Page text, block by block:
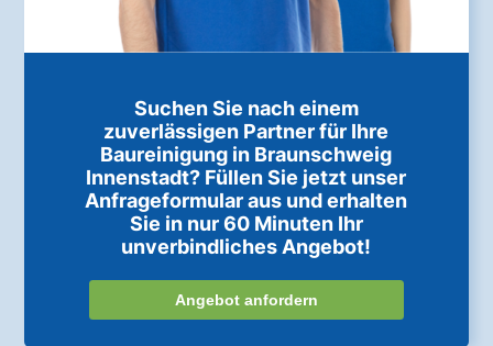
Suchen Sie nach einem
zuverlässigen Partner für Ihre
Baureinigung in Braunschweig
Innenstadt? Füllen Sie jetzt unser
Anfrageformular aus und erhalten
Sie in nur 60 Minuten Ihr
unverbindliches Angebot!
Angebot anfordern